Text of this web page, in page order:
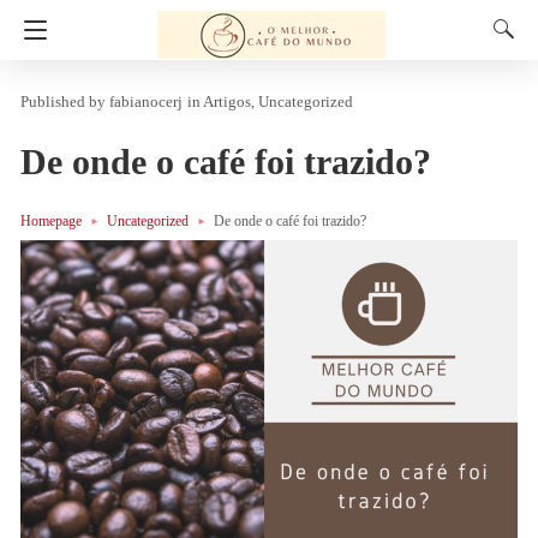
fabianocerj in Artigos Uncategorized
De onde o café foi trazido?
Homepage Uncategorized De onde o café foi trazido?